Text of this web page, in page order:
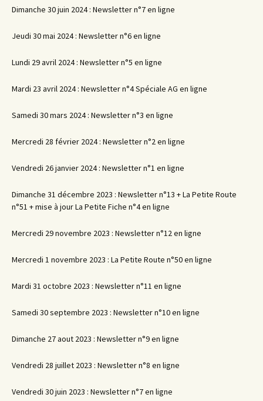
Dimanche 30 juin 2024 : Newsletter n°7 en ligne
Jeudi 30 mai 2024 : Newsletter n°6 en ligne
Lundi 29 avril 2024 : Newsletter n°5 en ligne
Mardi 23 avril 2024 : Newsletter n°4 Spéciale AG en ligne
Samedi 30 mars 2024 : Newsletter n°3 en ligne
Mercredi 28 février 2024 : Newsletter n°2 en ligne
Vendredi 26 janvier 2024 : Newsletter n°1 en ligne
Dimanche 31 décembre 2023 : Newsletter n°13 + La Petite Route
n°51 + mise à jour La Petite Fiche n°4 en ligne
Mercredi 29 novembre 2023 : Newsletter n°12 en ligne
Mercredi 1 novembre 2023 : La Petite Route n°50 en ligne
Mardi 31 octobre 2023 : Newsletter n°11 en ligne
Samedi 30 septembre 2023 : Newsletter n°10 en ligne
Dimanche 27 aout 2023 : Newsletter n°9 en ligne
Vendredi 28 juillet 2023 : Newsletter n°8 en ligne
Vendredi 30 juin 2023 : Newsletter n°7 en ligne